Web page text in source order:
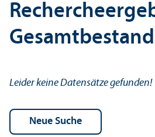
Leider keine Datensätze gefunden!